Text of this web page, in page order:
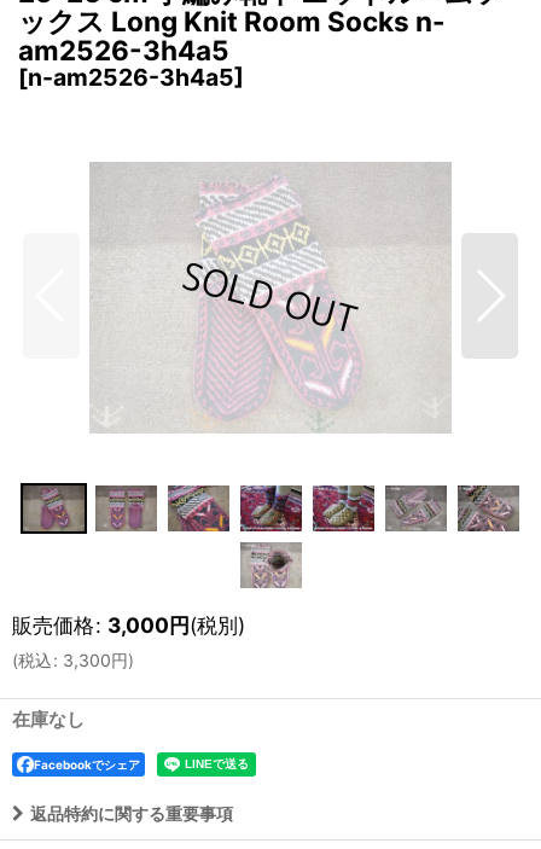
ックス Long Knit Room Socks n-
am2526-3h4a5
[n-am2526-3h4a5]
販売価格: 3,000円(税別)
(税込: 3,300円)
在庫なし
Facebookでシェア
返品特約に関する重要事項